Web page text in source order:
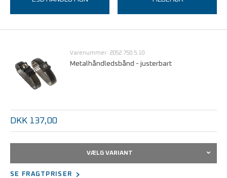
Varenummer: 2052.750.5.10
Metalhåndledsbånd - justerbart
DKK 137,00
VÆLG VARIANT
SE FRAGTPRISER